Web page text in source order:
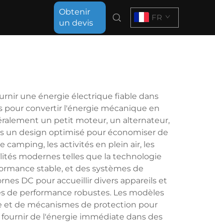
Obtenir
un devis
FR
une énergie électrique fiable dans
pour convertir l'énergie mécanique en
un petit moteur, un alternateur,
un design optimisé pour économiser de
camping, les activités en plein air, les
modernes telles que la technologie
stable, et des systèmes de
DC pour accueillir divers appareils et
performance robustes. Les modèles
et de mécanismes de protection pour
de l'énergie immédiate dans des